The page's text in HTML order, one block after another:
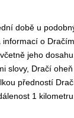
době u
informací o
jeho dosahu.
slovy, Dračí
předností
1 kilometru.